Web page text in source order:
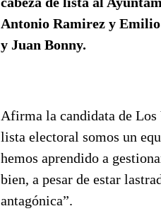
Antonio Ramirez y Emilio
y Juan Bonny.
Afirma la candidata de Los
lista electoral somos un
hemos aprendido a
bien, a pesar de estar
antagónica”.